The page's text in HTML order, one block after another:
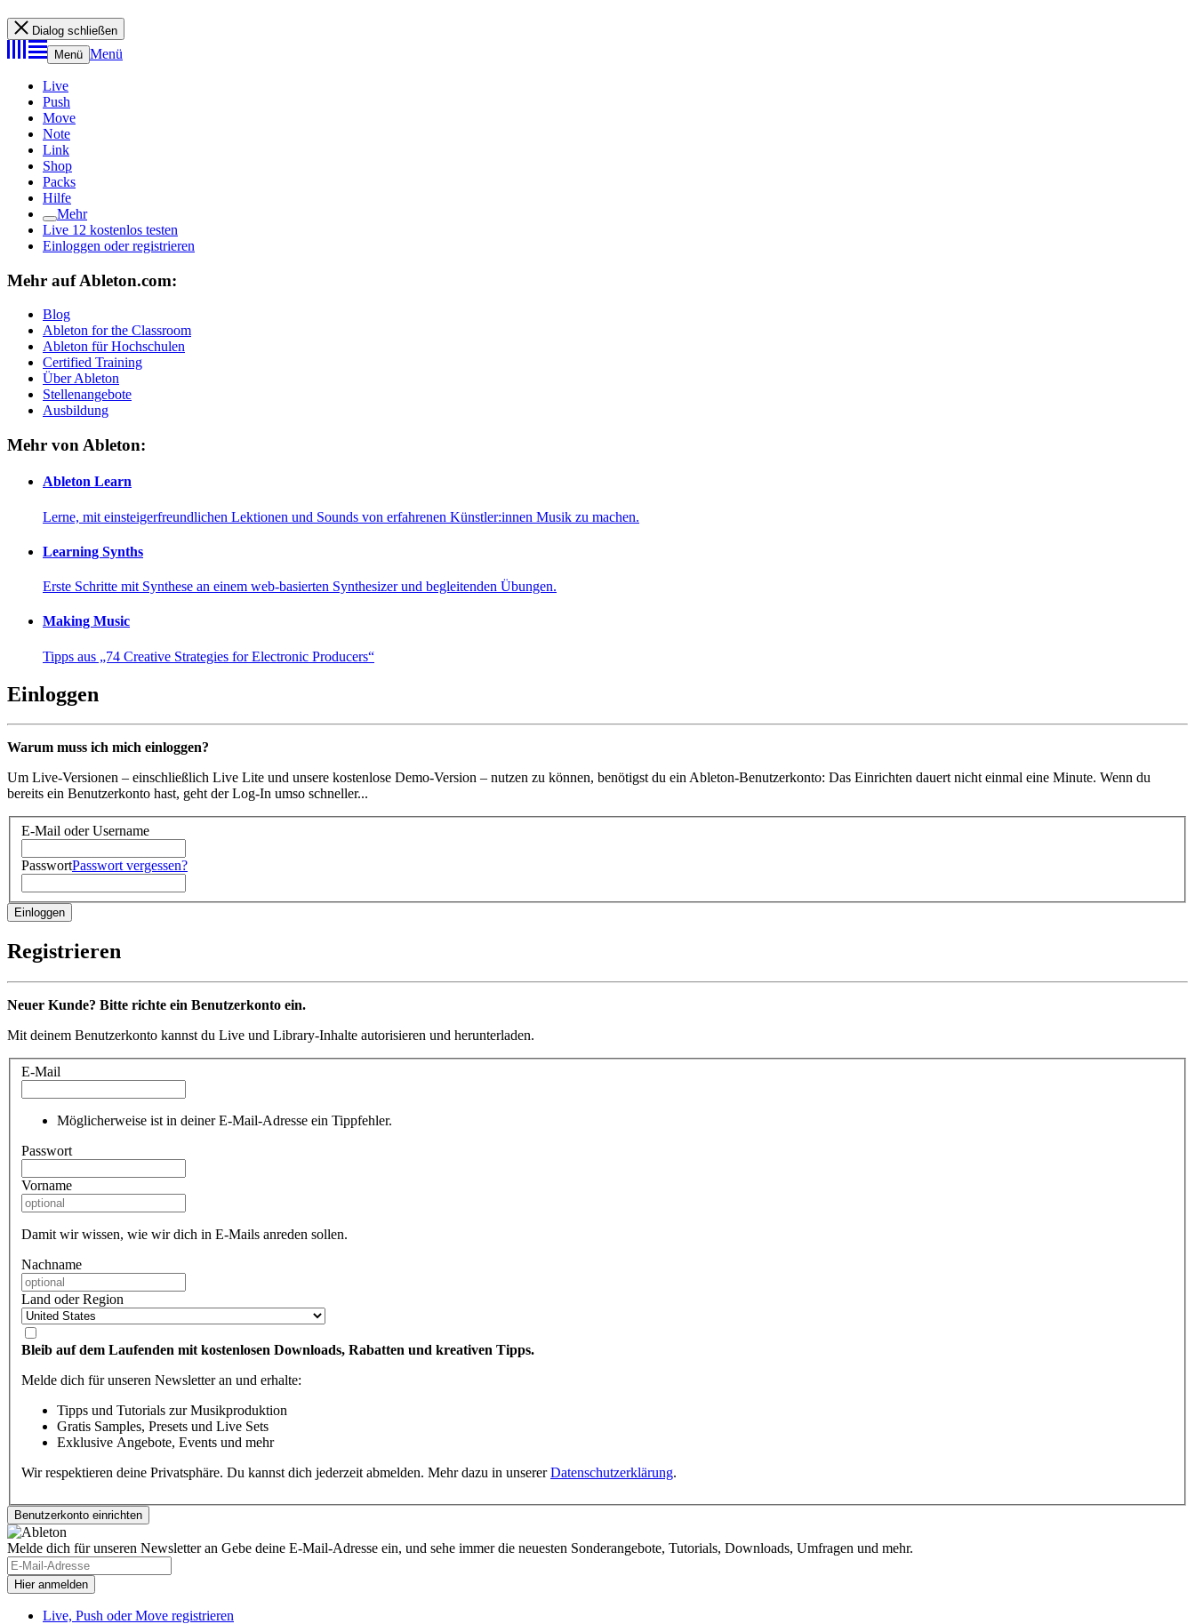
Dialog schließen
Menü Menü
Live
Push
Move
Note
Link
Shop
Packs
Hilfe
Mehr
Live 12 kostenlos testen
Einloggen oder registrieren
Mehr auf Ableton.com:
Blog
Ableton for the Classroom
Ableton für Hochschulen
Certified Training
Über Ableton
Stellenangebote
Ausbildung
Mehr von Ableton:
Ableton Learn
Lerne, mit einsteigerfreundlichen Lektionen und Sounds von erfahrenen Künstler:innen Musik zu machen.
Learning Synths
Erste Schritte mit Synthese an einem web-basierten Synthesizer und begleitenden Übungen.
Making Music
Tipps aus „74 Creative Strategies for Electronic Producers“
Einloggen
Warum muss ich mich einloggen?
Um Live-Versionen – einschließlich Live Lite und unsere kostenlose Demo-Version – nutzen zu können, benötigst du ein Ableton-Benutzerkonto: Das Einrichten dauert nicht einmal eine Minute. Wenn du
bereits ein Benutzerkonto hast, geht der Log-In umso schneller...
E-Mail oder Username
PasswortPasswort vergessen?
Registrieren
Neuer Kunde? Bitte richte ein Benutzerkonto ein.
Mit deinem Benutzerkonto kannst du Live und Library-Inhalte autorisieren und herunterladen.
E-Mail
Möglicherweise ist in deiner E-Mail-Adresse ein Tippfehler.
Passwort
Vorname
Damit wir wissen, wie wir dich in E-Mails anreden sollen.
Nachname
Land oder Region
Bleib auf dem Laufenden mit kostenlosen Downloads, Rabatten und kreativen Tipps.
Melde dich für unseren Newsletter an und erhalte:
Tipps und Tutorials zur Musikproduktion
Gratis Samples, Presets und Live Sets
Exklusive Angebote, Events und mehr
Wir respektieren deine Privatsphäre. Du kannst dich jederzeit abmelden. Mehr dazu in unsererDatenschutzerklärung.
Melde dich für unseren Newsletter an Gebe deine E-Mail-Adresse ein, und sehe immer die neuesten Sonderangebote, Tutorials, Downloads, Umfragen und mehr.
Live, Push oder Move registrieren